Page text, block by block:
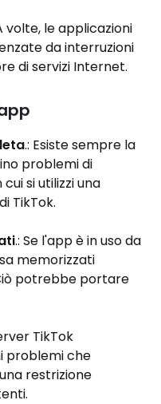
volte, le applicazioni
da interruzioni
di servizi Internet.
.: Esiste sempre la
problemi di
si utilizzi una
TikTok.
.: Se l'app è in uso da
memorizzati
potrebbe portare
TikTok
problemi che
restrizione